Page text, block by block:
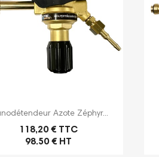
Aperçu rapide
Azote Zéphyr...
118,20 € TTC
98.50 € HT